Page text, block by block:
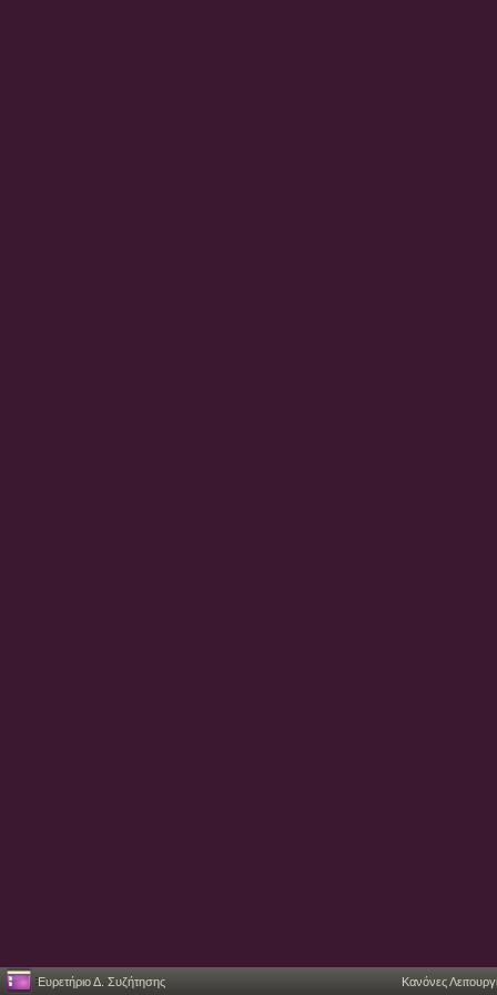
Ευρετήριο Δ. Συζήτησης Κανόνες